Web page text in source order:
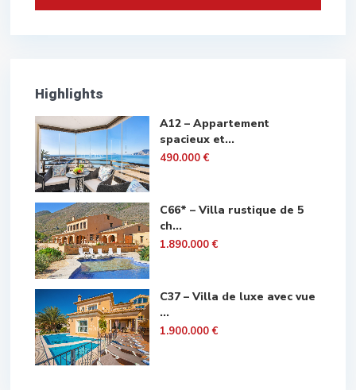
Highlights
A12 – Appartement
spacieux et...
490.000 €
C66* – Villa rustique de 5
ch...
1.890.000 €
C37 – Villa de luxe avec vue
...
1.900.000 €